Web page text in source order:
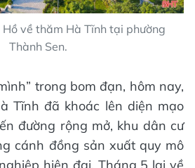
Hồ về thăm Hà Tĩnh tại phường
Thành Sen.
trong bom đạn, hôm nay,
Tĩnh đã khoác lên diện mạo
đường rộng mở, khu dân cư
cánh đồng sản xuất quy mô